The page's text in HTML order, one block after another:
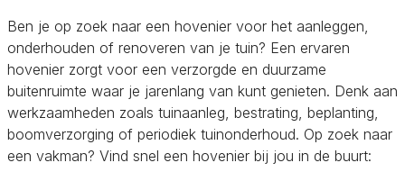
Ben je op zoek naar een hovenier voor het aanleggen,
onderhouden of renoveren van je tuin? Een ervaren
hovenier zorgt voor een verzorgde en duurzame
buitenruimte waar je jarenlang van kunt genieten. Denk aan
werkzaamheden zoals tuinaanleg, bestrating, beplanting,
boomverzorging of periodiek tuinonderhoud. Op zoek naar
een vakman? Vind snel een hovenier bij jou in de buurt: